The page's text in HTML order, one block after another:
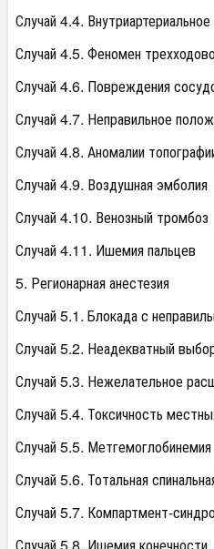
Случай 4.4.
Случай 4.5. Феномен
Случай 4.6. Повреждения
Случай 4.7. Неправильное
Случай 4.8. Аномалии
Случай 4.9. Воздушная эмболия
Случай 4.10. Венозный тромбоз
Случай 4.11. Ишемия пальцев
5. Регионарная анестезия
Случай 5.1. Блокада с
Случай 5.2. Неадекватный
Случай 5.3. Нежелательное
Случай 5.4. Токсичность
Случай 5.5. Метгемоглобинемия
Случай 5.6. Тотальная
Случай 5.7. Компартмент-